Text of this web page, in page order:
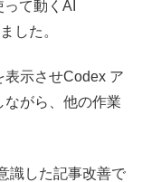
て動くAI
した。
示させCodex ア
ながら、他の作業
識した記事改善で